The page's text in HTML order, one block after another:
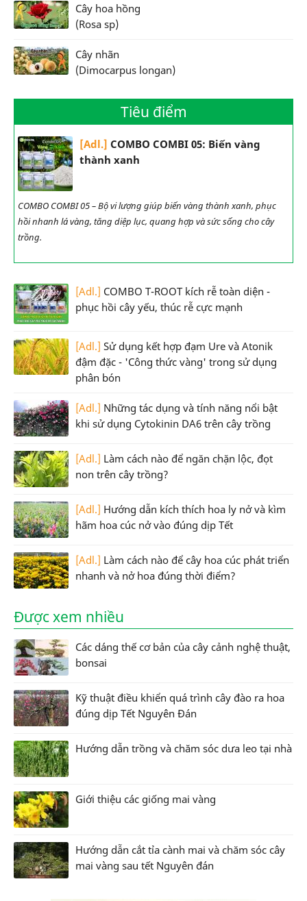
Cây hoa hồng
(Rosa sp)
Cây nhãn
(Dimocarpus longan)
Tiêu điểm
[Adl.] COMBO COMBI 05: Biến vàng
thành xanh
COMBO COMBI 05 – Bộ vi lượng giúp biến vàng thành xanh, phục
hồi nhanh lá vàng, tăng diệp lục, quang hợp và sức sống cho cây
trồng.
[Adl.] COMBO T-ROOT kích rễ toàn diện -
phục hồi cây yếu, thúc rễ cực mạnh
[Adl.] Sử dụng kết hợp đạm Ure và Atonik
đậm đặc - 'Công thức vàng' trong sử dụng
phân bón
[Adl.] Những tác dụng và tính năng nổi bật
khi sử dụng Cytokinin DA6 trên cây trồng
[Adl.] Làm cách nào để ngăn chặn lộc, đọt
non trên cây trồng?
[Adl.] Hướng dẫn kích thích hoa ly nở và kìm
hãm hoa cúc nở vào đúng dịp Tết
[Adl.] Làm cách nào để cây hoa cúc phát triển
nhanh và nở hoa đúng thời điểm?
Được xem nhiều
Các dáng thế cơ bản của cây cảnh nghệ thuật,
bonsai
Kỹ thuật điều khiển quá trình cây đào ra hoa
đúng dịp Tết Nguyên Đán
Hướng dẫn trồng và chăm sóc dưa leo tại nhà
Giới thiệu các giống mai vàng
Hướng dẫn cắt tỉa cành mai và chăm sóc cây
mai vàng sau tết Nguyên đán